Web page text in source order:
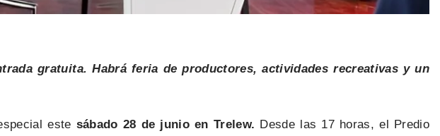
gratuita. Habrá feria de productores, actividades recreativas y un
este sábado 28 de junio en Trelew. Desde las 17 horas, el Predio